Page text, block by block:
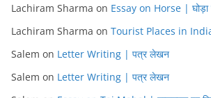
Lachiram Sharma on Essay on Horse | घोड़ा
Lachiram Sharma on Tourist Places in
Salem on Letter Writing | पत्र लेखन
Salem on Letter Writing | पत्र लेखन